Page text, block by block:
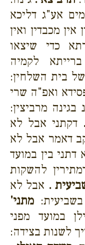
אע"ג דליכא
מכבדין ואין
כדי שיצאו
לקמיה
בית השלחין:
ואפ"ה שרי
מרביצין:
דקתני אבל לא
דאמר אבל לא
בין במועד
להשקות
. אבל לא
מתני'
במועד מפני
לשנות בצידה: